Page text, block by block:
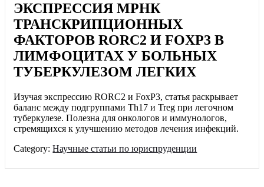
ЭКСПРЕССИЯ МРНК
ТРАНСКРИПЦИОННЫХ
ФАКТОРОВ RORC2 И FOXP3 В
ЛИМФОЦИТАХ У БОЛЬНЫХ
ТУБЕРКУЛЕЗОМ ЛЕГКИХ
Изучая экспрессию RORC2 и FoxP3, статья раскрывает
баланс между подгруппами Th17 и Treg при легочном
туберкулезе. Полезна для онкологов и иммунологов,
стремящихся к улучшению методов лечения инфекций.
Category:Научные статьи по юриспруденции